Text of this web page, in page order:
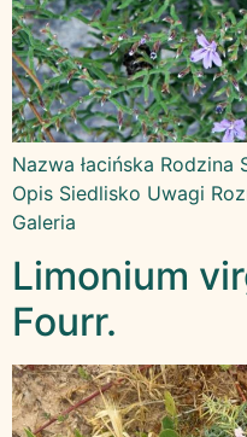
Nazwa łacińska
Opis Siedlisko Uwagi
Galeria
Limonium
Fourr.